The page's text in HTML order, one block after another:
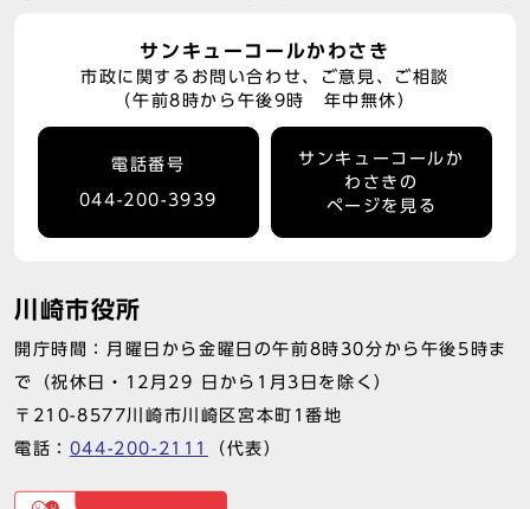
サンキューコールかわさき
市政に関するお問い合わせ、ご意見、ご相談
（午前8時から午後9時 年中無休）
電話番号
044-200-3939
サンキューコールか
わさきの
ページを見る
川崎市役所
開庁時間：月曜日から金曜日の午前8時30分から午後5時ま
で（祝休日・12月29 日から1月3日を除く）
〒210-8577川崎市川崎区宮本町1番地
電話： 044-200-2111 （代表）